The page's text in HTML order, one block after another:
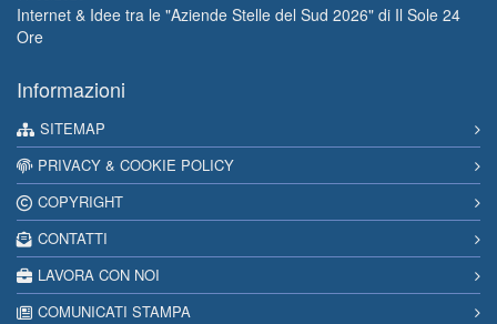
Internet & Idee tra le "Aziende Stelle del Sud 2026" di Il Sole 24
Ore
Informazioni
SITEMAP
PRIVACY & COOKIE POLICY
COPYRIGHT
CONTATTI
LAVORA CON NOI
COMUNICATI STAMPA